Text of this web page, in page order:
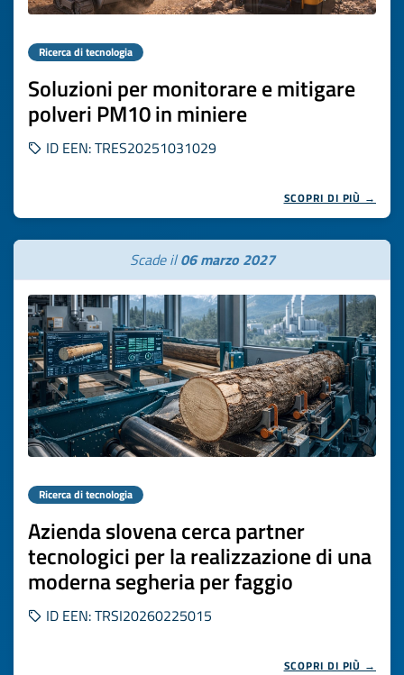
Ricerca di tecnologia
Soluzioni per monitorare e mitigare
polveri PM10 in miniere
ID EEN: TRES20251031029
SCOPRI DI PIÙ →
Scade il06 marzo 2027
Ricerca di tecnologia
Azienda slovena cerca partner
tecnologici per la realizzazione di una
moderna segheria per faggio
ID EEN: TRSI20260225015
SCOPRI DI PIÙ →